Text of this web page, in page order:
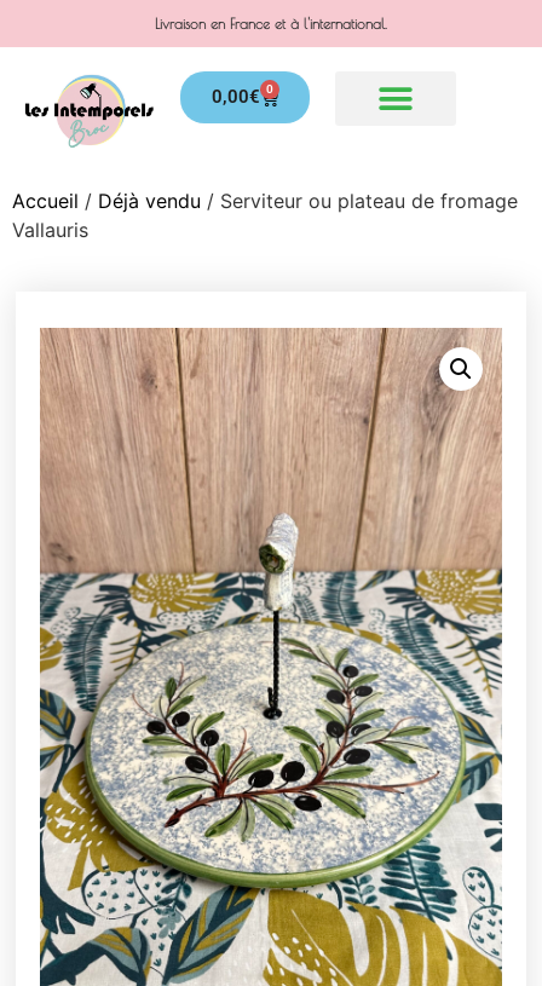
Livraison en France et à l'international.
0,00€ 0
Accueil / Déjà vendu / Serviteur ou plateau de fromage
Vallauris